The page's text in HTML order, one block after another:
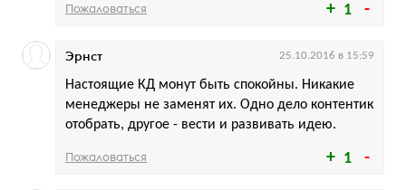
1
Пожаловаться
1
Настоящие КД монут быть спокойны. Никакие
менеджеры не заменят их. Одно дело контентик
отобрать, другое - вести и развивать идею.
Эрнст 25.10.2016 в 15:59
Пожаловаться